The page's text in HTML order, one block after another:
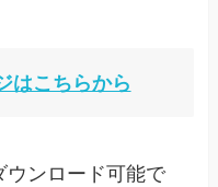
はこちらから
ウンロード可能で